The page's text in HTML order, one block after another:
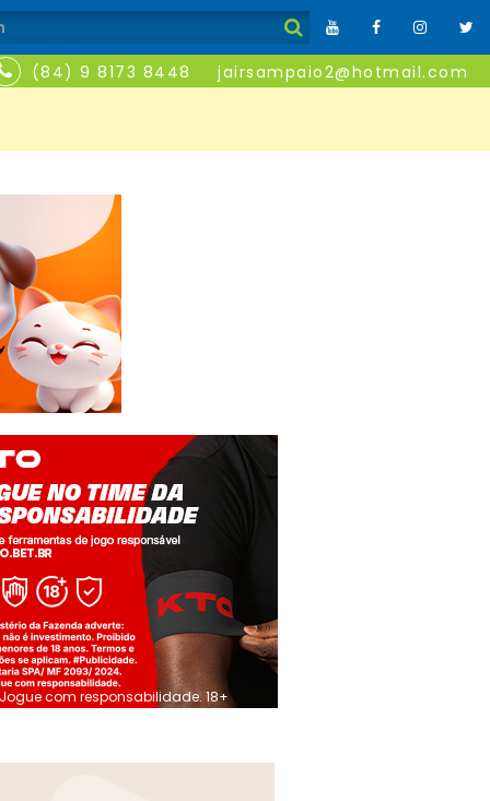
(84) 9 8173 8448 jairsampaio2@hotmail.com
Jogue com responsabilidade. 18+